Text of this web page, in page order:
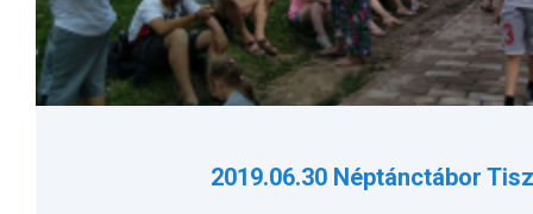
2019.06.30 Néptánctábor